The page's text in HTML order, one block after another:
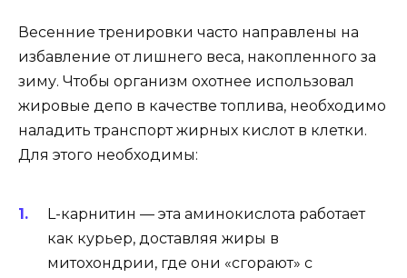
Весенние тренировки часто направлены на
избавление от лишнего веса, накопленного за
зиму. Чтобы организм охотнее использовал
жировые депо в качестве топлива, необходимо
наладить транспорт жирных кислот в клетки.
Для этого необходимы:
L-карнитин — эта аминокислота работает
как курьер, доставляя жиры в
митохондрии, где они «сгорают» с